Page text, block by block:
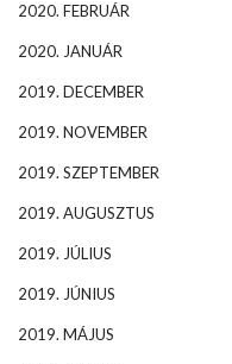
2020. FEBRUÁR
2020. JANUÁR
2019. DECEMBER
2019. NOVEMBER
2019. SZEPTEMBER
2019. AUGUSZTUS
2019. JÚLIUS
2019. JÚNIUS
2019. MÁJUS